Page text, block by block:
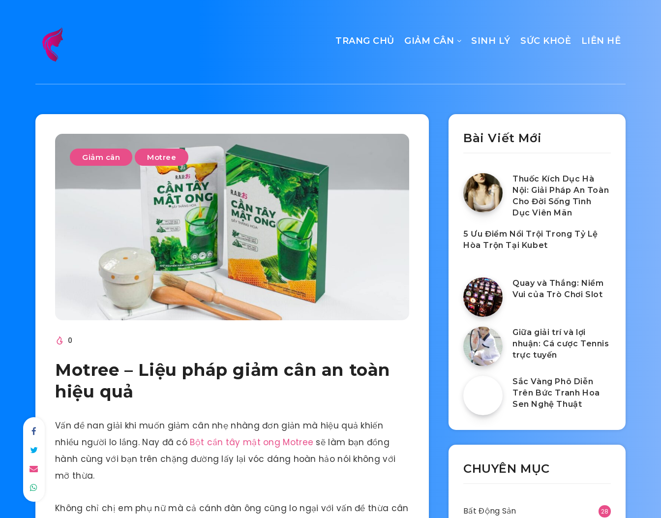
TRANG CHỦ GIẢM CÂN SINH LÝ SỨC KHOẺ LIÊN HÊ
Giảm cân Motree
0
Motree – Liệu pháp giảm cân an toàn
hiệu quả
Vấn đề nan giải khi muốn giảm cân nhẹ nhàng đơn giản mà hiệu quả khiến
nhiều người lo lắng. Nay đã có Bột cần tây mật ong Motree sẽ làm bạn đồng
hành cùng với bạn trên chặng đường lấy lại vóc dáng hoàn hảo nói không với
mỡ thừa.
Không chỉ chị em phụ nữ mà cả cánh đàn ông cũng lo ngại với vấn đề thừa cân
Bài Viết Mới
Thuốc Kích Dục Hà
Nội: Giải Pháp An Toàn
Cho Đời Sống Tình
Dục Viên Mãn
5 Ưu Điểm Nổi Trội Trong Tỷ Lệ
Hòa Trộn Tại Kubet
Quay và Thắng: Niềm
Vui của Trò Chơi Slot
Giữa giải trí và lợi
nhuận: Cá cược Tennis
trực tuyến
Sắc Vàng Phô Diễn
Trên Bức Tranh Hoa
Sen Nghệ Thuật
CHUYÊN MỤC
Bất Động Sản 28